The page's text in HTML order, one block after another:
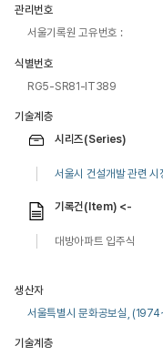
관리번호
서울기록원 고유번호 :
식별번호
RG5-SR81-IT389
기술계층
시리즈(Series)
서울시 건설개발 관련 시
기록건(Item) <-
대방아파트 입주식
생산자
서울특별시 문화공보실,
기술계층